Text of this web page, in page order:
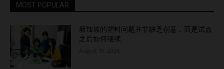
MOST POPULAR
新加坡的塑料问题并非缺乏创意，而是试点
之后如何继续